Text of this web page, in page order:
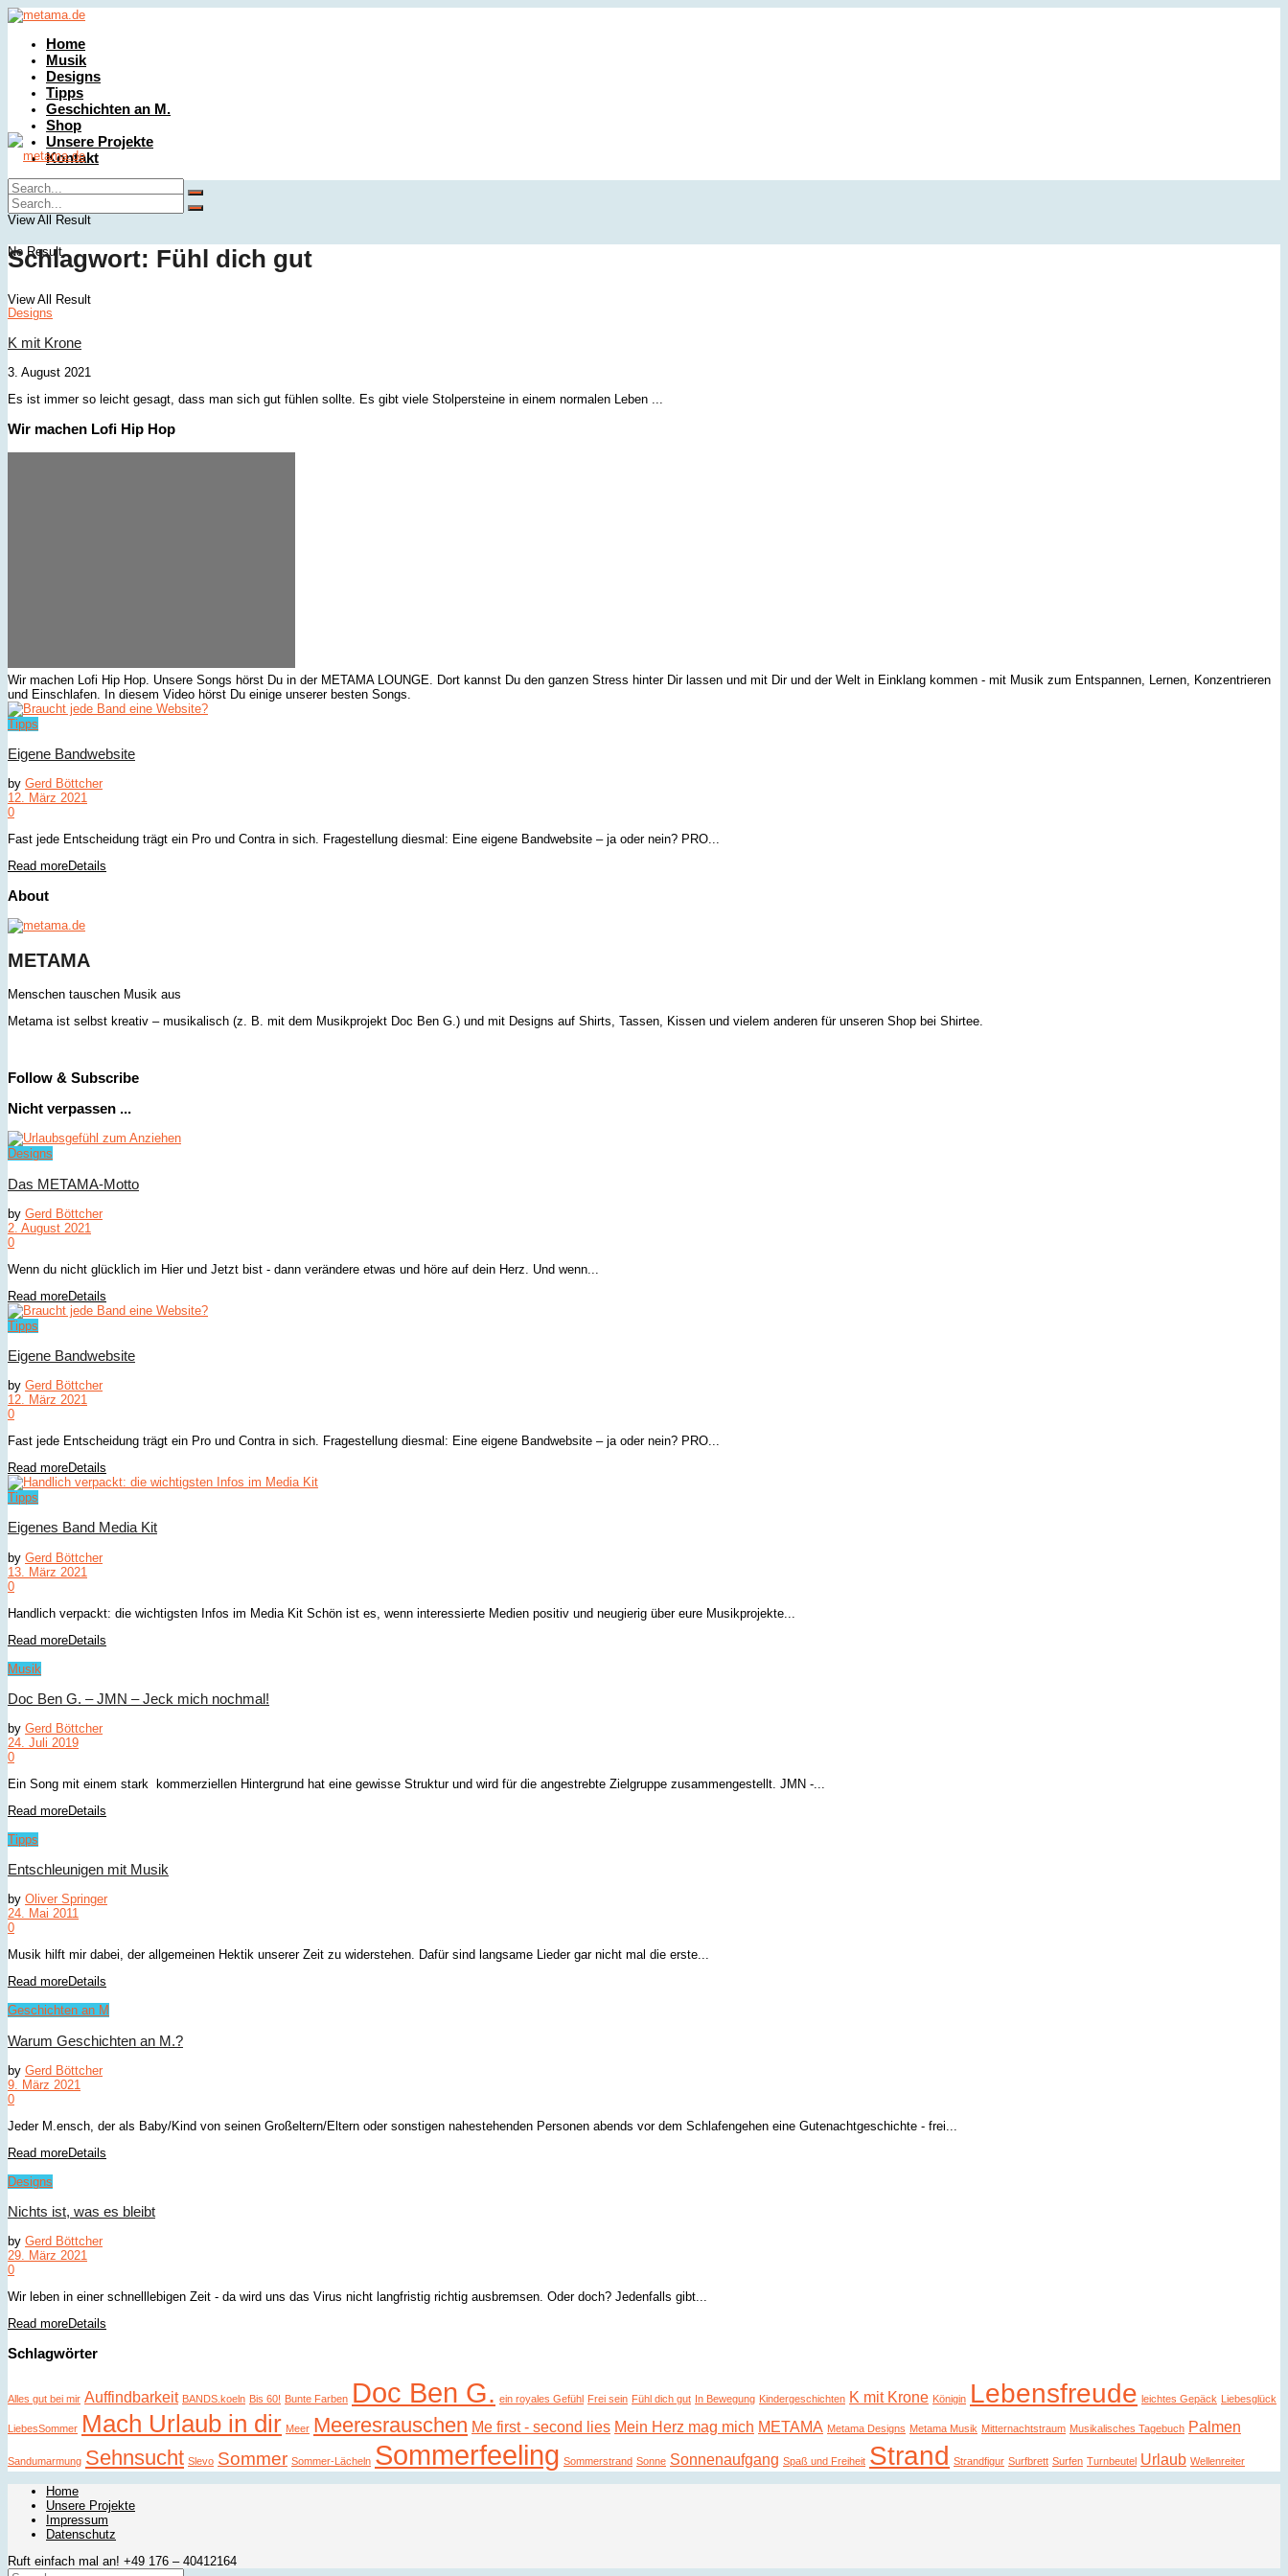
Home
Musik
Designs
Tipps
Geschichten an M.
Shop
Unsere Projekte
Kontakt
No Result
View All Result
No Result
View All Result
Schlagwort: Fühl dich gut
Designs
K mit Krone
3. August 2021
Es ist immer so leicht gesagt, dass man sich gut fühlen sollte. Es gibt viele Stolpersteine in einem normalen Leben ...
Wir machen Lofi Hip Hop
Wir machen Lofi Hip Hop. Unsere Songs hörst Du in der METAMA LOUNGE. Dort kannst Du den ganzen Stress hinter Dir lassen und mit Dir und der Welt in Einklang kommen - mit Musik zum Entspannen, Lernen, Konzentrieren
und Einschlafen. In diesem Video hörst Du einige unserer besten Songs.
Tipps
Eigene Bandwebsite
by Gerd Böttcher
12. März 2021
0
Fast jede Entscheidung trägt ein Pro und Contra in sich. Fragestellung diesmal: Eine eigene Bandwebsite – ja oder nein? PRO...
Read moreDetails
About
METAMA
Menschen tauschen Musik aus
Metama ist selbst kreativ – musikalisch (z. B. mit dem Musikprojekt Doc Ben G.) und mit Designs auf Shirts, Tassen, Kissen und vielem anderen für unseren Shop bei Shirtee.
Follow & Subscribe
Nicht verpassen ...
Designs
Das METAMA-Motto
by Gerd Böttcher
2. August 2021
0
Wenn du nicht glücklich im Hier und Jetzt bist - dann verändere etwas und höre auf dein Herz. Und wenn...
Read moreDetails
Tipps
Eigene Bandwebsite
by Gerd Böttcher
12. März 2021
0
Fast jede Entscheidung trägt ein Pro und Contra in sich. Fragestellung diesmal: Eine eigene Bandwebsite – ja oder nein? PRO...
Read moreDetails
Tipps
Eigenes Band Media Kit
by Gerd Böttcher
13. März 2021
0
Handlich verpackt: die wichtigsten Infos im Media Kit Schön ist es, wenn interessierte Medien positiv und neugierig über eure Musikprojekte...
Read moreDetails
Musik
Doc Ben G. – JMN – Jeck mich nochmal!
by Gerd Böttcher
24. Juli 2019
0
Ein Song mit einem stark kommerziellen Hintergrund hat eine gewisse Struktur und wird für die angestrebte Zielgruppe zusammengestellt. JMN -...
Read moreDetails
Tipps
Entschleunigen mit Musik
by Oliver Springer
24. Mai 2011
0
Musik hilft mir dabei, der allgemeinen Hektik unserer Zeit zu widerstehen. Dafür sind langsame Lieder gar nicht mal die erste...
Read moreDetails
Geschichten an M
Warum Geschichten an M.?
by Gerd Böttcher
9. März 2021
0
Jeder M.ensch, der als Baby/Kind von seinen Großeltern/Eltern oder sonstigen nahestehenden Personen abends vor dem Schlafengehen eine Gutenachtgeschichte - frei...
Read moreDetails
Designs
Nichts ist, was es bleibt
by Gerd Böttcher
29. März 2021
0
Wir leben in einer schnelllebigen Zeit - da wird uns das Virus nicht langfristig richtig ausbremsen. Oder doch? Jedenfalls gibt...
Read moreDetails
Schlagwörter
Alles gut bei mir Auffindbarkeit BANDS.koeln Bis 60! Bunte Farben Doc Ben G. ein royales Gefühl Frei sein Fühl dich gut In Bewegung Kindergeschichten K mit Krone Königin Lebensfreude leichtes Gepäck Liebesglück
LiebesSommer Mach Urlaub in dir Meer Meeresrauschen Me first - second lies Mein Herz mag mich METAMA Metama Designs Metama Musik Mitternachtstraum Musikalisches Tagebuch Palmen
Sandumarmung Sehnsucht Slevo Sommer Sommer-Lächeln Sommerfeeling Sommerstrand Sonne Sonnenaufgang Spaß und Freiheit Strand Strandfigur Surfbrett Surfen Turnbeutel Urlaub Wellenreiter
Home
Unsere Projekte
Impressum
Datenschutz
Ruft einfach mal an! +49 176 – 40412164